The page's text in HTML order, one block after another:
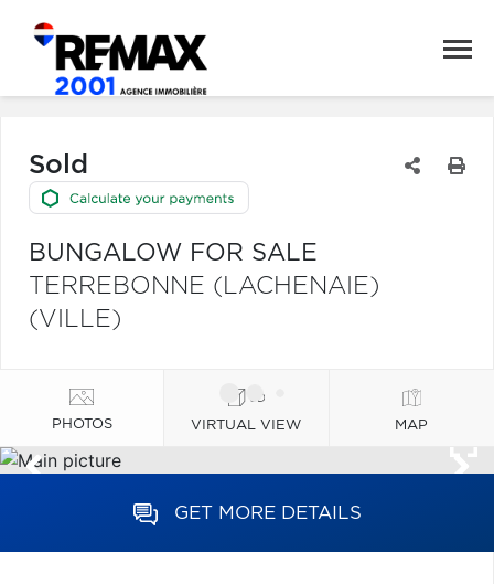
Sold
BUNGALOW FOR SALE
TERREBONNE (LACHENAIE)
(VILLE)
PHOTOS VIRTUAL VIEW MAP
GET MORE DETAILS